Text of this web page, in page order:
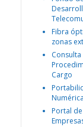
Fibra
zonas
Consulta
Cargo
Portal